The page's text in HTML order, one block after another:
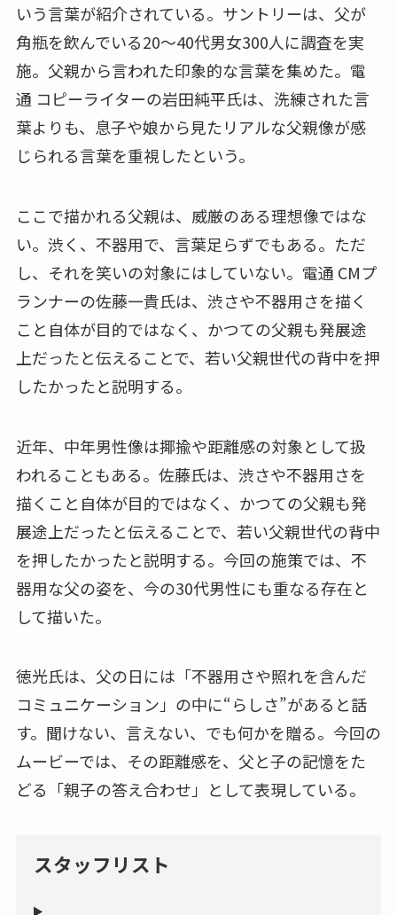
いう言葉が紹介されている。サントリーは、父が
角瓶を飲んでいる20〜40代男女300人に調査を実
施。父親から言われた印象的な言葉を集めた。電
通 コピーライターの岩田純平氏は、洗練された言
葉よりも、息子や娘から見たリアルな父親像が感
じられる言葉を重視したという。
ここで描かれる父親は、威厳のある理想像ではな
い。渋く、不器用で、言葉足らずでもある。ただ
し、それを笑いの対象にはしていない。電通 CMプ
ランナーの佐藤一貴氏は、渋さや不器用さを描く
こと自体が目的ではなく、かつての父親も発展途
上だったと伝えることで、若い父親世代の背中を押
したかったと説明する。
近年、中年男性像は揶揄や距離感の対象として扱
われることもある。佐藤氏は、渋さや不器用さを
描くこと自体が目的ではなく、かつての父親も発
展途上だったと伝えることで、若い父親世代の背中
を押したかったと説明する。今回の施策では、不
器用な父の姿を、今の30代男性にも重なる存在と
して描いた。
徳光氏は、父の日には「不器用さや照れを含んだ
コミュニケーション」の中に“らしさ”があると話
す。聞けない、言えない、でも何かを贈る。今回の
ムービーでは、その距離感を、父と子の記憶をた
どる「親子の答え合わせ」として表現している。
スタッフリスト